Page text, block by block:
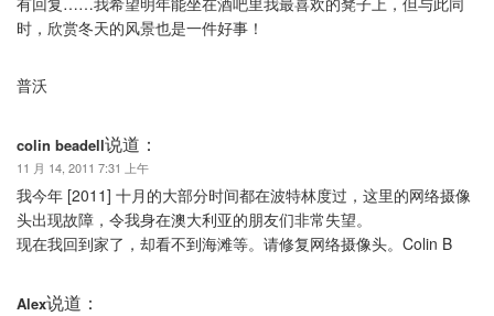
时，欣赏冬天的风景也是一件好事！
普沃
colin beadell说道：
11 月 14, 2011 7:31 上午
我今年 [2011] 十月的大部分时间都在波特林度过，这里的网络摄像
头出现故障，令我身在澳大利亚的朋友们非常失望。
现在我回到家了，却看不到海滩等。请修复网络摄像头。Colin B
Alex说道：